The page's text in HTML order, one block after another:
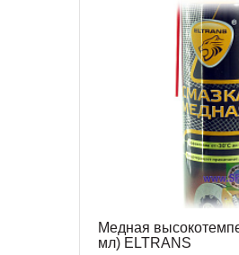
Медная
мл) ELTRANS